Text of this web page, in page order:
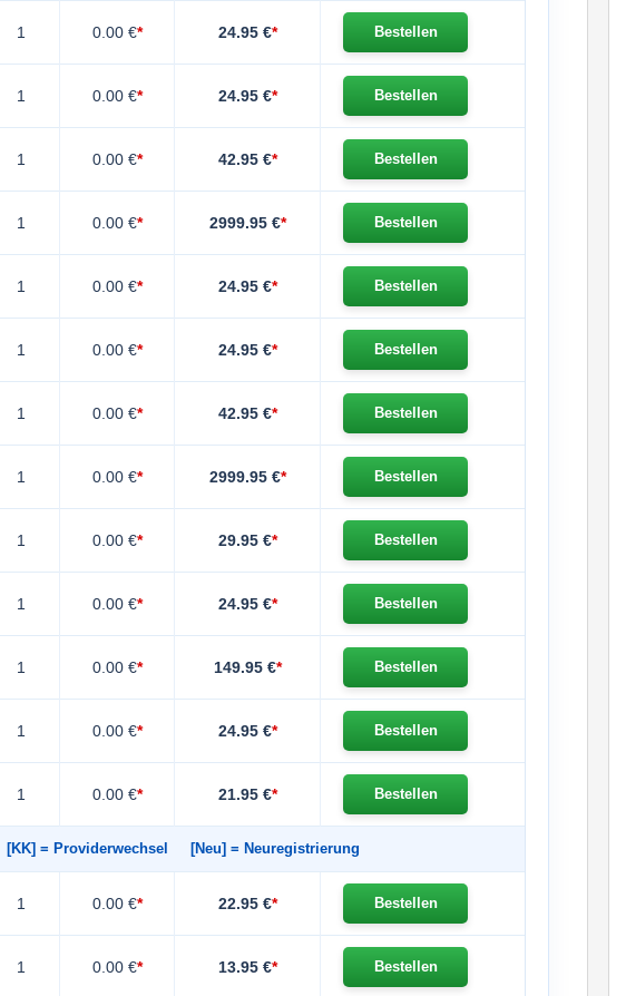
1 0.00 €* 24.95 €* Bestellen
1 0.00 €* 24.95 €* Bestellen
1 0.00 €* 42.95 €* Bestellen
1 0.00 €* 2999.95 €* Bestellen
1 0.00 €* 24.95 €* Bestellen
1 0.00 €* 24.95 €* Bestellen
1 0.00 €* 42.95 €* Bestellen
1 0.00 €* 2999.95 €* Bestellen
1 0.00 €* 29.95 €* Bestellen
1 0.00 €* 24.95 €* Bestellen
1 0.00 €* 149.95 €* Bestellen
1 0.00 €* 24.95 €* Bestellen
1 0.00 €* 21.95 €* Bestellen
[KK] = Providerwechsel [Neu] = Neuregistrierung
1 0.00 €* 22.95 €* Bestellen
1 0.00 €* 13.95 €* Bestellen